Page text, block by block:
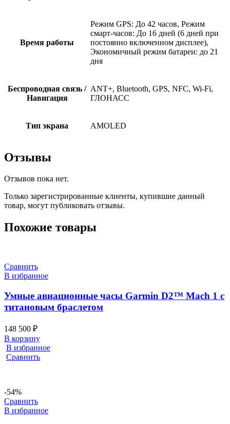
Время работы
Режим GPS: До 42 часов, Режим
смарт-часов: До 16 дней (6 дней при
постоянно включенном дисплее),
Экономичный режим батареи: до 21
дня
Беспроводная связь /
Навигация
ANT+, Bluetooth, GPS, NFC, Wi-Fi,
ГЛОНАСC
Тип экрана AMOLED
Отзывы
Отзывов пока нет.
Только зарегистрированные клиенты, купившие данный
товар, могут публиковать отзывы.
Похожие товары
Сравнить
В избранное
Умные авиационные часы Garmin D2™ Mach 1 с
титановым браслетом
148 500 ₽
В корзину
В избранное
Сравнить
-54%
Сравнить
В избранное